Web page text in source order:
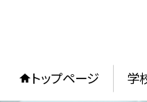
トップページ 学